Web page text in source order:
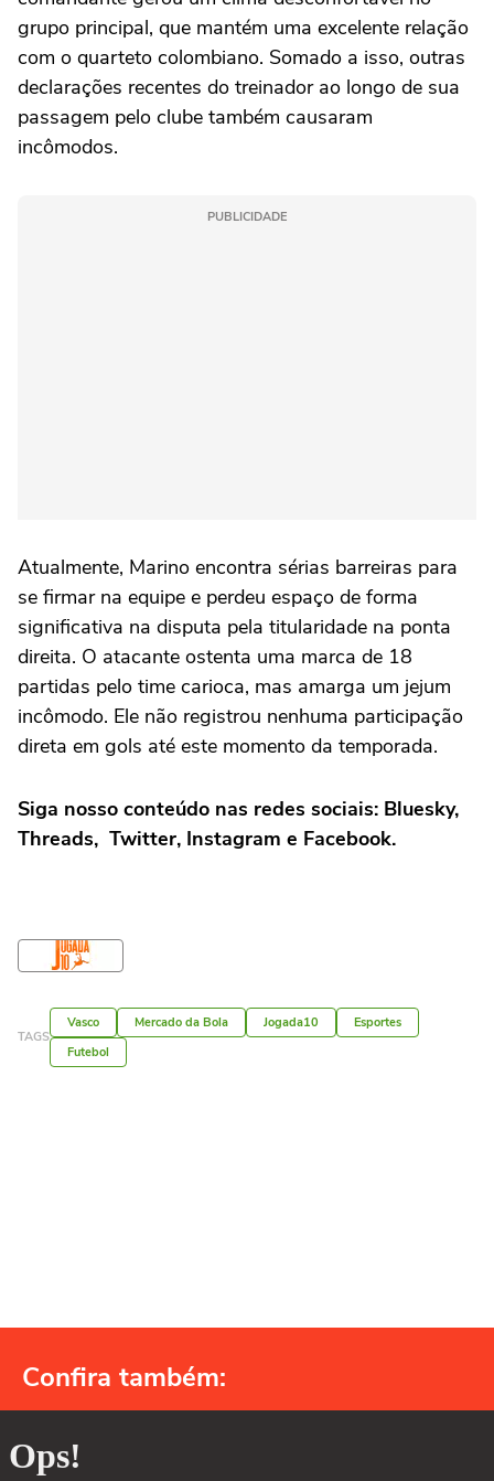
grupo principal, que mantém uma excelente relação
com o quarteto colombiano. Somado a isso, outras
declarações recentes do treinador ao longo de sua
passagem pelo clube também causaram
incômodos.
PUBLICIDADE
Atualmente, Marino encontra sérias barreiras para
se firmar na equipe e perdeu espaço de forma
significativa na disputa pela titularidade na ponta
direita. O atacante ostenta uma marca de 18
partidas pelo time carioca, mas amarga um jejum
incômodo. Ele não registrou nenhuma participação
direta em gols até este momento da temporada.
Siga nosso conteúdo nas redes sociais: Bluesky,
Threads, Twitter, Instagram e Facebook.
TAGS
Vasco Mercado da Bola Jogada10
Esportes
Futebol
Confira também: